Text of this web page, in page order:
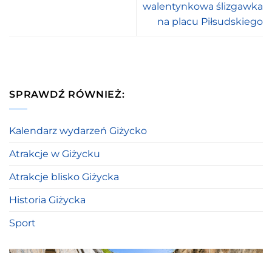
walentynkowa ślizgawka
na placu Piłsudskiego
SPRAWDŹ RÓWNIEŻ:
Kalendarz wydarzeń Giżycko
Atrakcje w Giżycku
Atrakcje blisko Giżycka
Historia Giżycka
Sport